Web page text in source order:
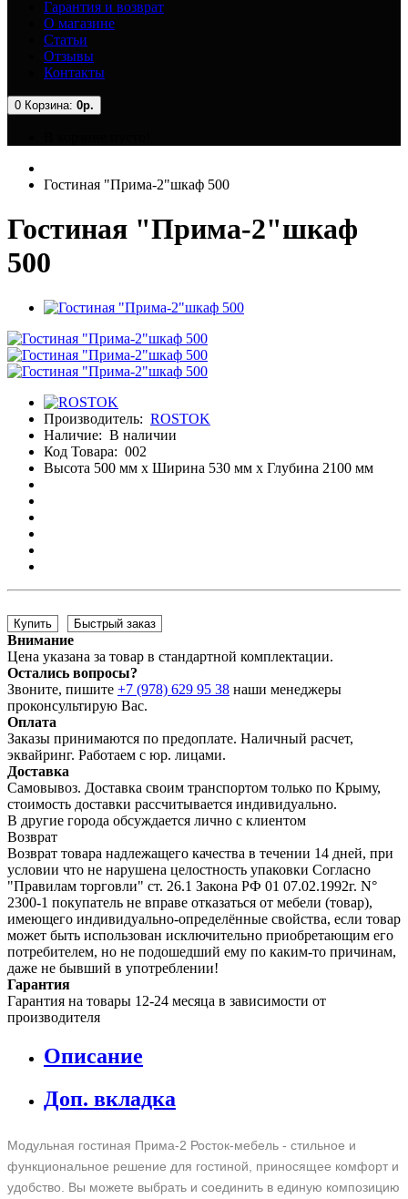
Гарантия и возврат
О магазине
Статьи
Отзывы
Контакты
0 Корзина: 0р.
Гостиная "Прима-2"шкаф 500
Гостиная "Прима-2"шкаф
500
Производитель: ROSTOK
Наличие: В наличии
Код Товара: 002
Высота 500 мм x Ширина 530 мм x Глубина 2100 мм
Купить Быстрый заказ
Внимание
Цена указана за товар в стандартной комплектации.
Остались вопросы?
Звоните, пишите +7 (978) 629 95 38 наши менеджеры
проконсультирую Вас.
Оплата
Заказы принимаются по предоплате. Наличный расчет,
эквайринг. Работаем с юр. лицами.
Доставка
Самовывоз. Доставка своим транспортом только по Крыму,
стоимость доставки рассчитывается индивидуально.
В другие города обсуждается лично с клиентом
Возврат
Возврат товара надлежащего качества в течении 14 дней, при
условии что не нарушена целостность упаковки Согласно
"Правилам торговли" ст. 26.1 Закона РФ 01 07.02.1992г. N°
2300-1 покупатель не вправе отказаться от мебели (товар),
имеющего индивидуально-определённые свойства, если товар
может быть использован исключительно приобретающим его
потребителем, но не подошедший eмy по каким-то причинам,
даже не бывший в употреблении!
Гарантия
Гарантия на товары 12-24 месяца в зависимости от
производителя
Описание
Доп. вкладка
Модульная гостиная Прима-2 Росток-мебель - стильное и
функциональное решение для гостиной, приносящее комфорт и
удобство. Вы можете выбрать и соединить в единую композицию